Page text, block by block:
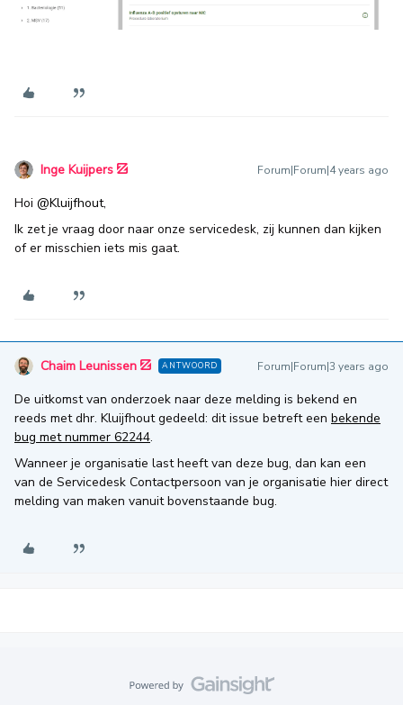
Inge Kuijpers Forum|Forum|4 years ago
Hoi @Kluijfhout,
Ik zet je vraag door naar onze servicedesk, zij kunnen dan kijken
of er misschien iets mis gaat.
Chaim Leunissen ANTWOORD Forum|Forum|3 years ago
De uitkomst van onderzoek naar deze melding is bekend en
reeds met dhr. Kluijfhout gedeeld: dit issue betreft een bekende
bug met nummer 62244.
Wanneer je organisatie last heeft van deze bug, dan kan een
van de Servicedesk Contactpersoon van je organisatie hier direct
melding van maken vanuit bovenstaande bug.